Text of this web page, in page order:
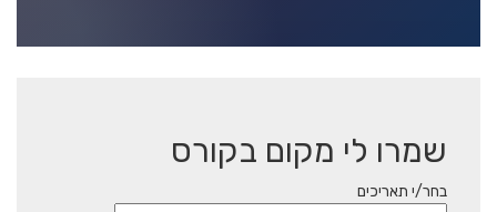
שמרו לי מקום בקורס
בחר/י תאריכים